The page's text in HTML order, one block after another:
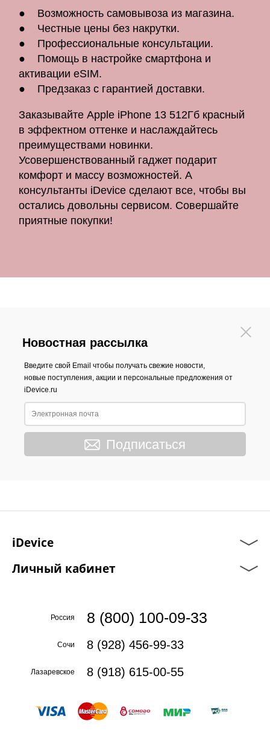
● Возможность самовывоза из магазина.
● Честные цены без накрутки.
● Профессиональные консультации.
● Помощь в настройке смартфона и
активации eSIM.
● Предзаказ с гарантией доставки.
Заказывайте Apple iPhone 13 512Гб красный
в эффектном оттенке и наслаждайтесь
преимуществами новинки.
Усовершенствованный гаджет подарит
комфорт и массу возможностей. А
консультанты iDevice сделают все, чтобы вы
остались довольны сервисом. Совершайте
приятные покупки!
Новостная рассылка
Введите свой Email чтобы получать свежие новости,
новые поступления, акции и персональные предложения от
iDevice.ru
Подписаться
iDevice
Личный кабинет
Россия 8 (800) 100-09-33
Сочи 8 (928) 456-99-33
Лазаревское 8 (918) 615-00-55